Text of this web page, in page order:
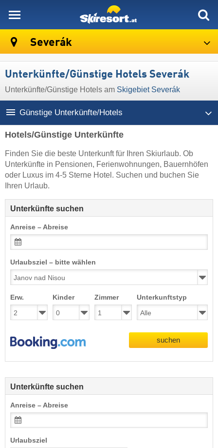
Severák
Unterkünfte/Günstige Hotels Severák
Unterkünfte/Günstige Hotels am Skigebiet Severák
Günstige Unterkünfte/Hotels
Hotels/Günstige Unterkünfte
Finden Sie die beste Unterkunft für Ihren Skiurlaub. Ob
Unterkünfte in Pensionen, Ferienwohnungen, Bauernhöfen
oder Luxus im 4-5 Sterne Hotel. Suchen und buchen Sie
Ihren Urlaub.
Unterkünfte suchen
Anreise – Abreise
Urlaubsziel – bitte wählen
Erw. Kinder Zimmer Unterkunftstyp
suchen
Unterkünfte suchen
Anreise – Abreise
Urlaubsziel